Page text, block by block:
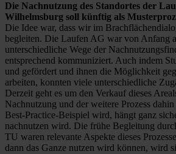
Die Nachnutzung des Standortes der
Wilhelmsburg soll künftig als
Die Idee war, dass wir im
begleiten. Die Laufen AG war von Anfang
unterschiedliche Wege der
entsprechend kommuniziert. Auch indem
und gefördert und ihnen die Möglichkeit
arbeiten, konnten viele unterschiedliche
Derzeit geht es um den Verkauf dieses
Nachnutzung und der weitere Prozess
Best-Practice-Beispiel wird, hängt ganz
nachnutzen wird. Die frühe Begleitung
TU waren relevante Aspekte dieses
dann das Ganze nutzen wird können, wird